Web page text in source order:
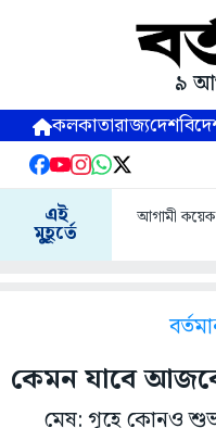
৯
কলকাতারাজ্যদেশ
এই
মুহূর্তে
আগামী কয়েক
কেমন যাবে
মেষ: গৃহে কোনও